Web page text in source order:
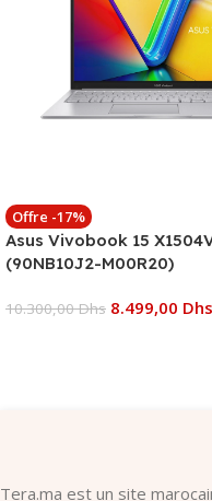
Offre -17%
Asus Vivobook 15
(90NB10J2-M00R20)
10.300,00Dhs 8.499,00 Dhs
Tera.ma est un site